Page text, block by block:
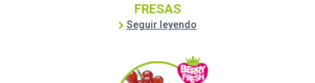
FRESAS
Seguir leyendo